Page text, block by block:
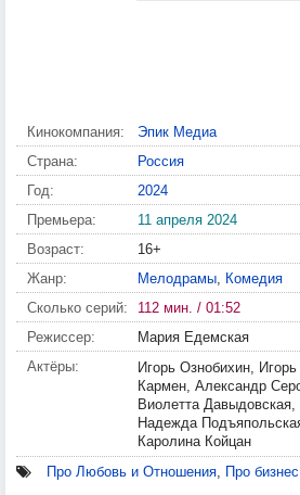
Кинокомпания:
Эпик Медиа
Страна:
Россия
Год:
2024
Премьера:
11 апреля 2024
Возраст:
16+
Жанр:
Мелодрамы, Комедия
Сколько серий:
112 мин. / 01:52
Режиссер:
Мария Едемская
Актёры:
Игорь Ознобихин,
Кармен, Александр
Виолетта
Надежда
Каролина Койцан
Про Любовь и Отношения, Про бизнес